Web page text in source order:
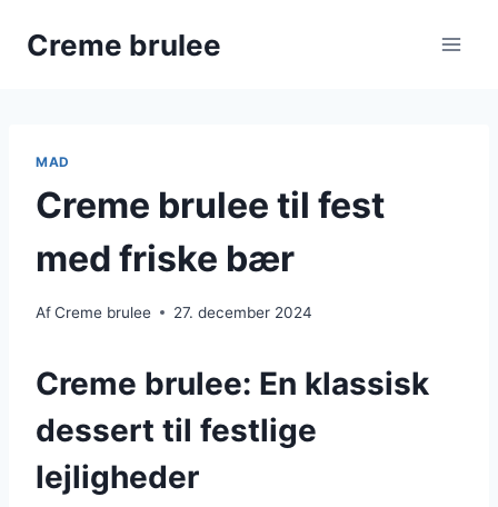
Creme brulee
MAD
Creme brulee til fest
med friske bær
AfCreme brulee 27. december 2024
Creme brulee: En klassisk
dessert til festlige
lejligheder